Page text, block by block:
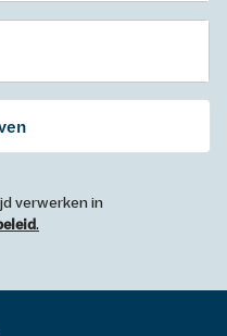
verwerken in
.